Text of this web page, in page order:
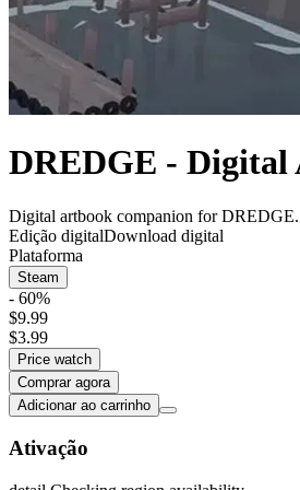
DREDGE - Digital
Digital artbook companion for DREDGE.
Edição digitalDownload digital
Plataforma
Steam
- 60%
$9.99
$3.99
Price watch
Comprar agora
Adicionar ao carrinho
Ativação